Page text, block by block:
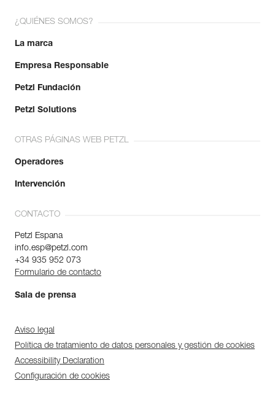
¿QUIÉNES SOMOS?
La marca
Empresa Responsable
Petzl Fundación
Petzl Solutions
OTRAS PÁGINAS WEB PETZL
Operadores
Intervención
CONTACTO
Petzl Espana
info.esp@petzl.com
+34 935 952 073
Formulario de contacto
Sala de prensa
Aviso legal
Política de tratamiento de datos personales y gestión de cookies
Accessibility Declaration
Configuración de cookies